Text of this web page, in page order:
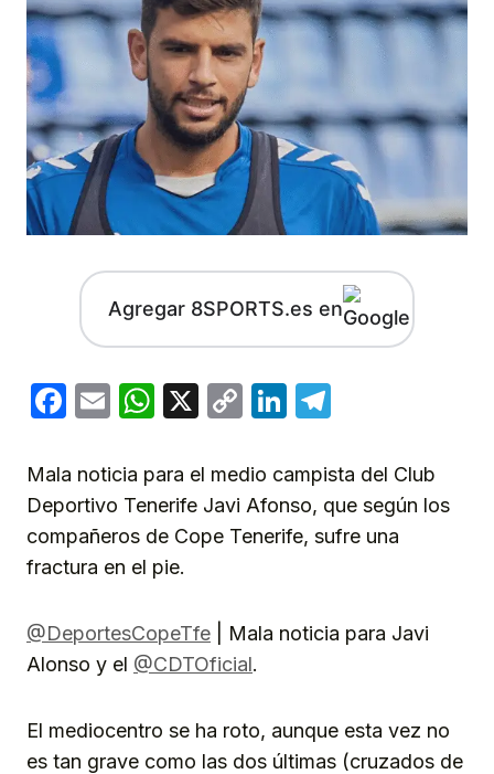
Agregar 8SPORTS.es en
Facebook
EmailWhatsApp
X
CopyLinkedIn
Mala noticia para el medio campista del Club
Deportivo Tenerife Javi Afonso, que según los
compañeros de Cope Tenerife, sufre una
fractura en el pie.
@DeportesCopeTfe | Mala noticia para Javi
Alonso y el @CDTOficial.
El mediocentro se ha roto, aunque esta vez no
es tan grave como las dos últimas (cruzados de